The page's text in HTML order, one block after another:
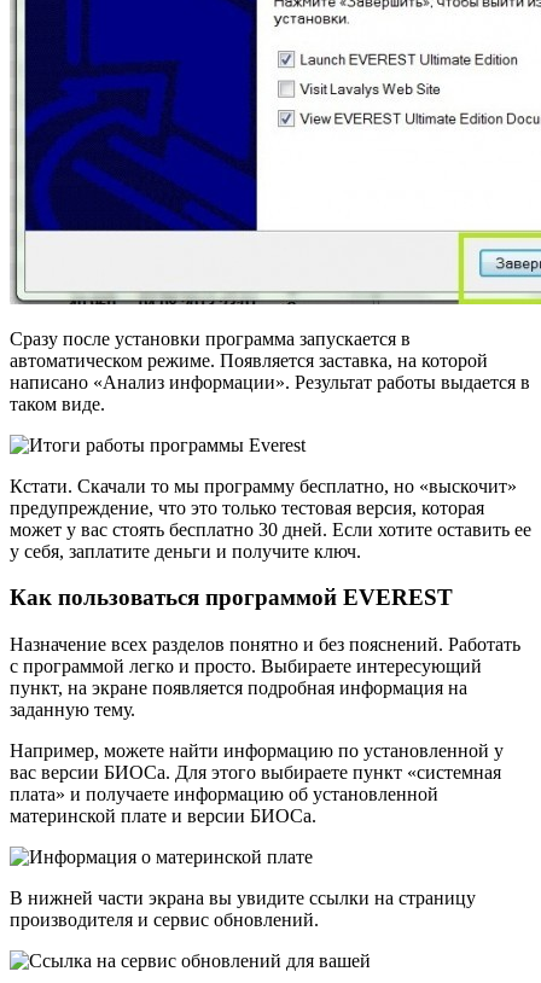
Сразу после установки программа запускается в
автоматическом режиме. Появляется заставка, на которой
написано «Анализ информации». Результат работы выдается в
таком виде.
Кстати. Скачали то мы программу бесплатно, но «выскочит»
предупреждение, что это только тестовая версия, которая
может у вас стоять бесплатно 30 дней. Если хотите оставить ее
у себя, заплатите деньги и получите ключ.
Как пользоваться программой EVEREST
Назначение всех разделов понятно и без пояснений. Работать
с программой легко и просто. Выбираете интересующий
пункт, на экране появляется подробная информация на
заданную тему.
Например, можете найти информацию по установленной у
вас версии БИОСа. Для этого выбираете пункт «системная
плата» и получаете информацию об установленной
материнской плате и версии БИОСа.
В нижней части экрана вы увидите ссылки на страницу
производителя и сервис обновлений.